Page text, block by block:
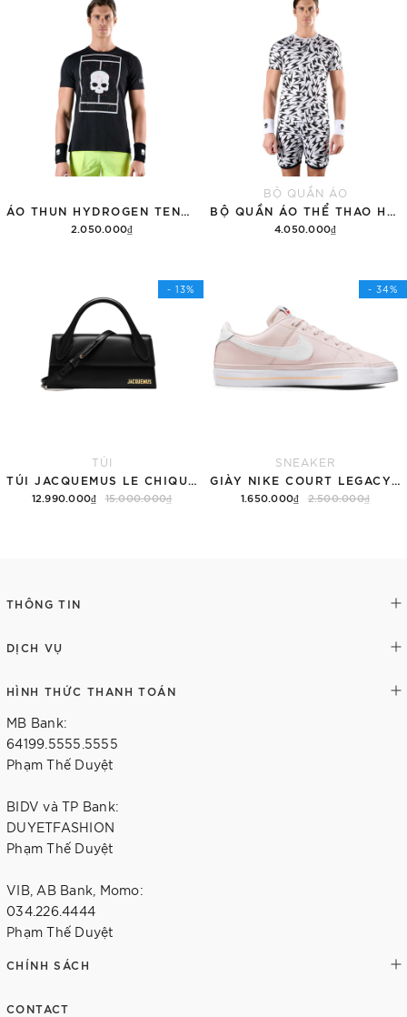
2.050.000₫
BỘ QUẦN ÁO
4.050.000₫
- 13%
TÚI
12.990.000₫ 15.000.000₫
- 34%
SNEAKER
1.650.000₫ 2.500.000₫
THÔNG TIN
DỊCH VỤ
HÌNH THỨC THANH TOÁN
MB Bank:
64199.5555.5555
Phạm Thế Duyệt
BIDV và TP Bank:
DUYETFASHION
Phạm Thế Duyệt
VIB, AB Bank, Momo:
034.226.4444
Phạm Thế Duyệt
CHÍNH SÁCH
CONTACT